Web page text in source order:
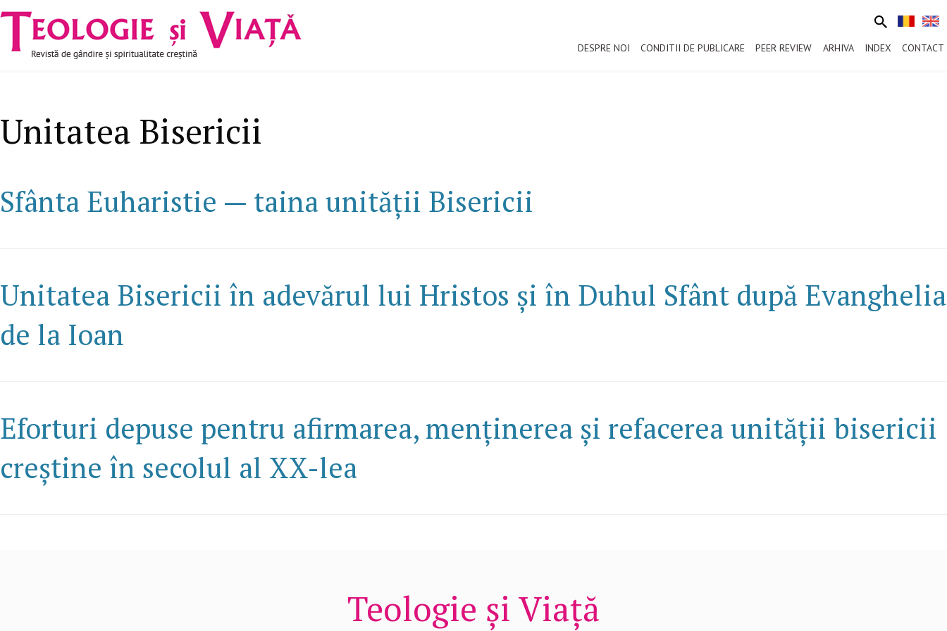
Mergi la conţinutul principal
Navigare
principală
DESPRE NOI CONDITII DE PUBLICARE PEER REVIEW ARHIVA INDEX CONTACT
Unitatea Bisericii
Sfânta Euharistie — taina unității Bisericii
Unitatea Bisericii în adevărul lui Hristos și în Duhul Sfânt după Evanghelia
de la Ioan
Eforturi depuse pentru afirmarea, menținerea și refacerea unității bisericii
creștine în secolul al XX-lea
Teologie și Viață